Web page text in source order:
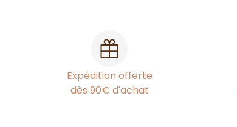
Expédition offerte
dès 90€ d'achat